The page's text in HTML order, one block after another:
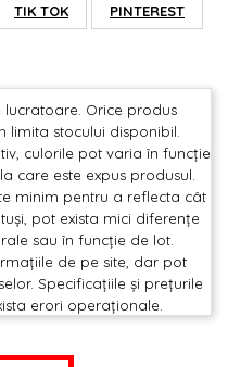
TIK TOK PINTEREST
lucratoare. Orice produs
limita stocului disponibil.
culorile pot varia în funcție
care este expus produsul.
minim pentru a reflecta cât
pot exista mici diferențe
sau în funcție de lot.
de pe site, dar pot
Specificațiile și prețurile
erori operaționale.